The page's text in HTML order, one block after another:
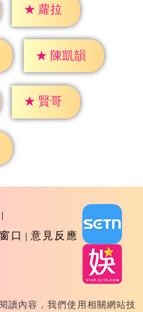
★ 蘿拉
★ 陳凱韻
★ 賢哥
口 意見反應
讀內容，我們使用相關網站技